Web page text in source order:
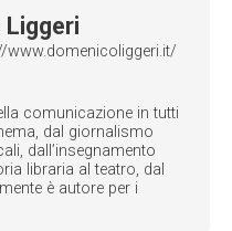
Liggeri
www.domenicoliggeri.it/
comunicazione in tutti
dal giornalismo
dall’insegnamento
libraria al teatro, dal
è autore per i